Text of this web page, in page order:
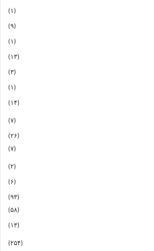
(۱)
(۹)
(۱)
(۱۳)
(۳)
(۱)
(۱۴)
(۷)
(۲۶)
(۷)
(۲)
(۶)
(۹۳)
(۵۸)
(۱۳)
(۲۵۴)